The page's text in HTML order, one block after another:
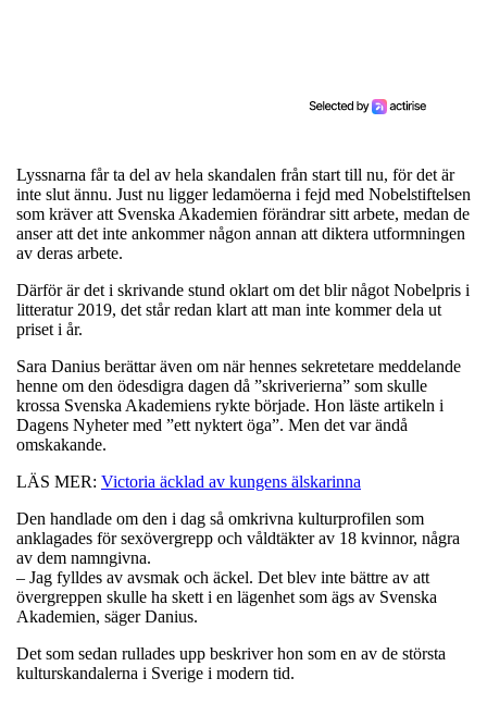
Lyssnarna får ta del av hela skandalen från start till nu, för det är
inte slut ännu. Just nu ligger ledamöerna i fejd med Nobelstiftelsen
som kräver att Svenska Akademien förändrar sitt arbete, medan de
anser att det inte ankommer någon annan att diktera utformningen
av deras arbete.
Därför är det i skrivande stund oklart om det blir något Nobelpris i
litteratur 2019, det står redan klart att man inte kommer dela ut
priset i år.
Sara Danius berättar även om när hennes sekretetare meddelande
henne om den ödesdigra dagen då ”skriverierna” som skulle
krossa Svenska Akademiens rykte började. Hon läste artikeln i
Dagens Nyheter med ”ett nyktert öga”. Men det var ändå
omskakande.
LÄS MER: Victoria äcklad av kungens älskarinna
Den handlade om den i dag så omkrivna kulturprofilen som
anklagades för sexövergrepp och våldtäkter av 18 kvinnor, några
av dem namngivna.
– Jag fylldes av avsmak och äckel. Det blev inte bättre av att
övergreppen skulle ha skett i en lägenhet som ägs av Svenska
Akademien, säger Danius.
Det som sedan rullades upp beskriver hon som en av de största
kulturskandalerna i Sverige i modern tid.